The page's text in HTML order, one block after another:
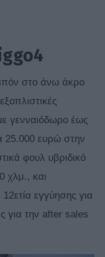
4
στο άνω άκρο
γενναιόδωρο έως
25.000 ευρώ στην
φουλ υβριδικό
χλμ., και
εγγύησης για
για την after sales